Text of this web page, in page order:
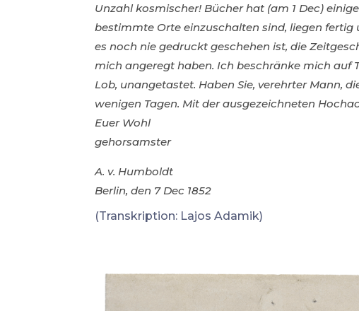
Unzahl kosmischer! Bücher hat (am 1 Dec)
bestimmte Orte einzuschalten sind, liegen
es noch nie gedruckt geschehen ist, die
mich angeregt haben. Ich beschränke mich auf
Lob, unangetastet. Haben Sie, verehrter Mann,
wenigen Tagen. Mit der ausgezeichneten
Euer Wohl
gehorsamster
A. v. Humboldt
Berlin, den 7 Dec 1852
(Transkription: Lajos Adamik)